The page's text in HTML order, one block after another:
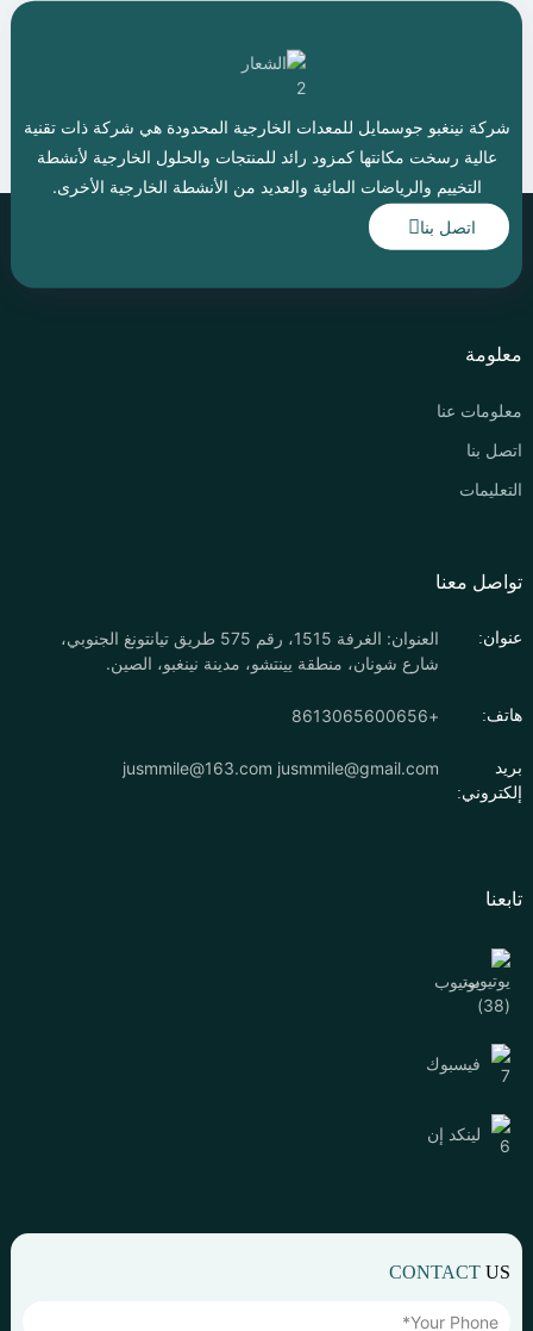
شركة نينغبو جوسمايل للمعدات الخارجية المحدودة هي شركة ذات تقنية
عالية رسخت مكانتها كمزود رائد للمنتجات والحلول الخارجية لأنشطة
التخييم والرياضات المائية والعديد من الأنشطة الخارجية الأخرى.
اتصل بنا
معلومة
معلومات عنا
اتصل بنا
التعليمات
تواصل معنا
عنوان:
العنوان: الغرفة 1515، رقم 575 طريق تيانتونغ الجنوبي،
شارع شونان، منطقة يينتشو، مدينة نينغبو، الصين.
هاتف: +8613065600656
بريد
إلكتروني:
jusmmile@163.com jusmmile@gmail.com
تابعنا
يوتيوب
فيسبوك
لينكد إن
CONTACT US